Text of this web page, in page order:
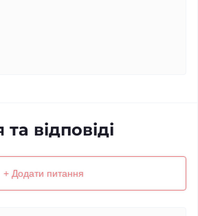
відповіді
+ Додати питання